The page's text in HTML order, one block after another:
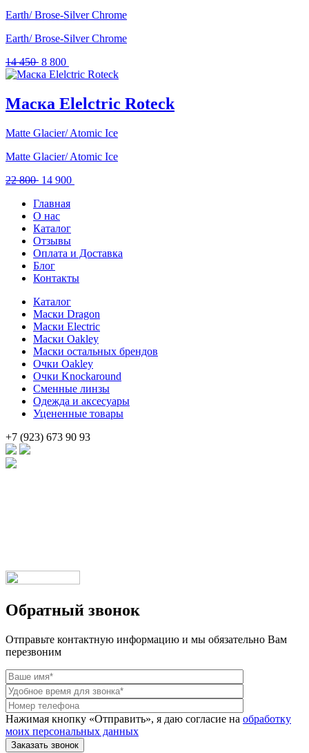
Earth/ Brose-Silver Chrome
Earth/ Brose-Silver Chrome
14 450 Первоначальная
цена
450 .
8 800
цена:
800 .
Маска Elelctric Roteck
Matte Glacier/ Atomic Ice
Matte Glacier/ Atomic Ice
22 800 Первоначальная
составляла
22
800 .
14 900
Главная
О нас
Каталог
Отзывы
Оплата и Доставка
Блог
Контакты
Каталог
Маски Dragon
Маски Electric
Маски Oakley
Маски остальных брендов
Очки Oakley
Очки Knockaround
Сменные линзы
Одежда и аксесуары
Уцененные товары
+7 (923) 673 90 93
Обратный звонок
Отправьте контактную информацию и мы обязательно Вам
перезвоним
Нажимая кнопку «Отправить», я даю согласие на обработку
моих персональных данных